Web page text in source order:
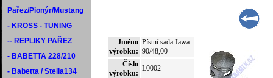
Pařez/Pionýr/Mustang
- KROSS - TUNING
-- REPLIKY PAŘEZ
- BABETTA 228/210
- Babetta / Stella134
Jméno
výrobku:
Pístní sada Jawa
90/48,00
Číslo
výrobku:
L0002